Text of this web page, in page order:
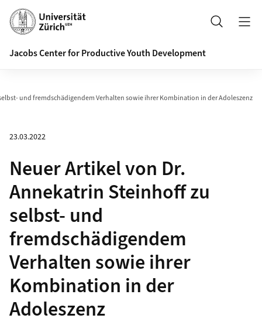
Header
Suche
Jacobs Center for Productive Youth Development
und fremdschädigendem Verhalten sowie ihrer Kombination in der Adoleszenz
23.03.2022
Neuer Artikel von Dr.
Annekatrin Steinhoff zu
selbst- und
fremdschädigendem
Verhalten sowie ihrer
Kombination in der
Adoleszenz